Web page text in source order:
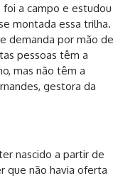
a campo e estudou
montada essa trilha.
demanda por mão de
pessoas têm a
mas não têm a
gestora da
nascido a partir de
que não havia oferta